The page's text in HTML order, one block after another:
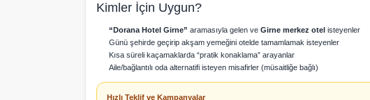
Kimler İçin Uygun?
“Dorana Hotel Girne” aramasıyla gelen ve Girne merkez otel isteyenler
Günü şehirde geçirip akşam yemeğini otelde tamamlamak isteyenler
Kısa süreli kaçamaklarda “pratik konaklama” arayanlar
Aile/bağlantılı oda alternatifi isteyen misafirler (müsaitliğe bağlı)
Hızlı Teklif ve Kampanyalar